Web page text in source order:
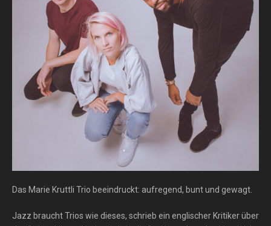
Das Marie Kruttli Trio beeindruckt: aufregend, bunt und gewagt.
Jazz braucht Trios wie dieses, schrieb ein englischer Kritiker über